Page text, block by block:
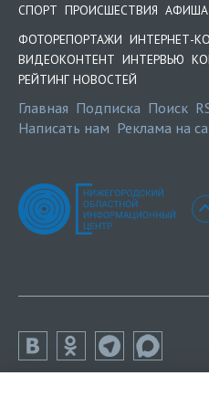
СПОРТ ПРОИСШЕСТВИЯ АФИША
ФОТОРЕПОРТАЖИ ИНТЕРНЕТ-
ВИДЕОКОНТЕНТ ИНТЕРВЬЮ
РЕЙТИНГ НОВОСТЕЙ
Главная Подписка Поиск
Написать нам Реклама на